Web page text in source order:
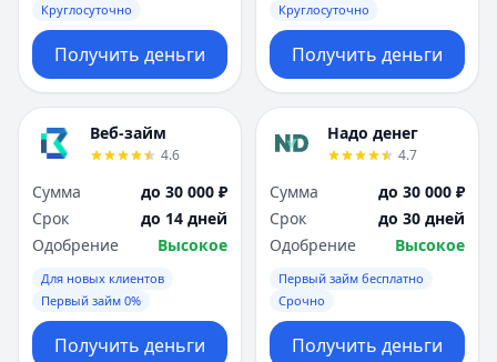
Круглосуточно
Получить деньги
Круглосуточно
Получить деньги
Веб-займ
4.6
Сумма
до 30 000 ₽
Срок
до 14 дней
Одобрение
Высокое
Для новых клиентов
Первый займ 0%
Получить деньги
Надо денег
4.7
Сумма
до 30 000 ₽
Срок
до 30 дней
Одобрение
Высокое
Первый займ бесплатно
Срочно
Получить деньги